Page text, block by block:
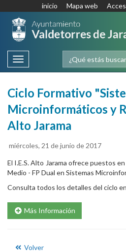
inicio Mapa web
Toggle
navigation
Ciclo Formativo
Microinformáticos y
Alto Jarama
miércoles, 21 de junio de 2017
El I.E.S. Alto Jarama ofrece puestos
Medio - FP Dual en Sistemas
Consulta todos los detalles del ciclo
Más Información
Volver